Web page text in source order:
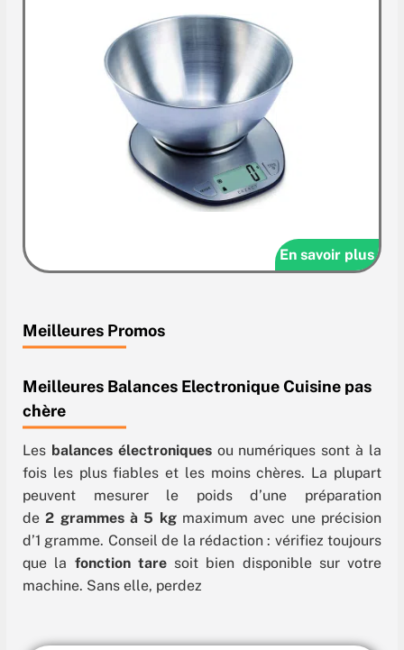
En savoir plus
Meilleures Promos
Meilleures Balances Electronique Cuisine pas
chère
Les balances électroniquesou numériques sont à la
fois les plus fiables et les moins chères. La plupart
peuvent mesurer le poids d’une préparation
de2 grammes à 5 kgmaximum avec une précision
d’1 gramme. Conseil de la rédaction : vérifiez toujours
que la fonction taresoit bien disponible sur votre
machine. Sans elle, perdez